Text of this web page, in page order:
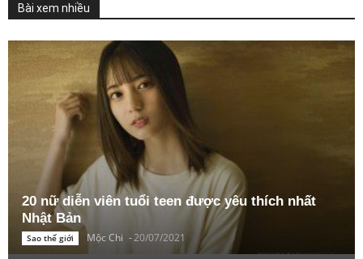
Bài xem nhiều
20 nữ diễn viên tuổi teen được yêu thích nhất
Nhật Bản
Sao thế giới Mộc Chi -20/07/2021